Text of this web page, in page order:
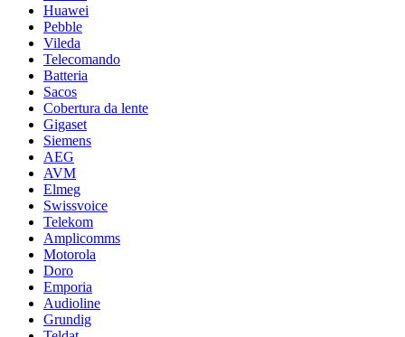
Huawei
Pebble
Vileda
Telecomando
Batteria
Sacos
Cobertura da lente
Gigaset
Siemens
AEG
AVM
Elmeg
Swissvoice
Telekom
Amplicomms
Motorola
Doro
Emporia
Audioline
Grundig